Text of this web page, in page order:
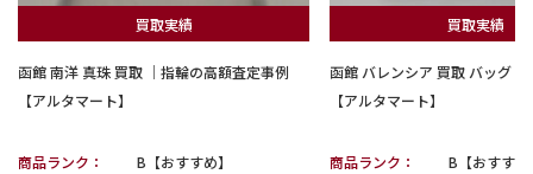
買取実績
函館 南洋 真珠 買取 ｜指輪の高額査定事例
【アルタマート】
商品ランク：
B【おすすめ】
買取実績
函館 バレンシア 買取 バッグ｜
【アルタマート】
商品ランク：
B【おすすめ